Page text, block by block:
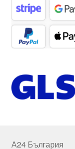
А24 България